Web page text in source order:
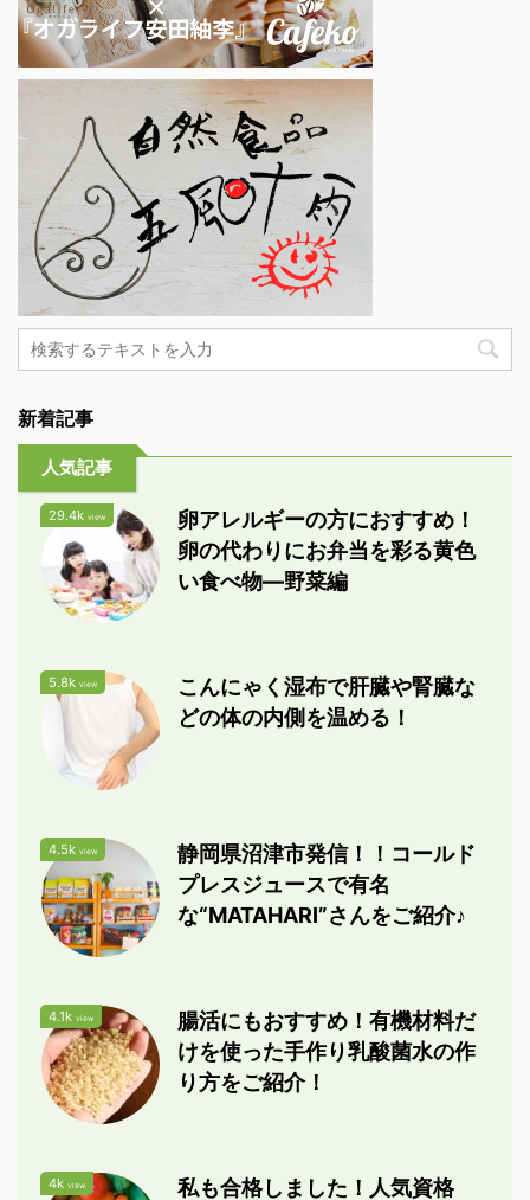
新着記事
人気記事
29.4k view
卵アレルギーの方におすすめ！
卵の代わりにお弁当を彩る黄色
い食べ物―野菜編
5.8k view
こんにゃく湿布で肝臓や腎臓な
どの体の内側を温める！
4.5k view
静岡県沼津市発信！！コールド
プレスジュースで有名
な“MATAHARI”さんをご紹介♪
4.1k view
腸活にもおすすめ！有機材料だ
けを使った手作り乳酸菌水の作
り方をご紹介！
4k view 私も合格しました！人気資格